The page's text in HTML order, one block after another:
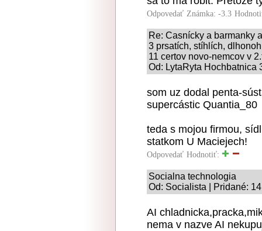
Odpovedať Známka: -3.3
Re: Casnícky a barmanky
3 prsatích, stíhlích,
11 certov novo-nemcov v
Od: LytaRyta Hochbatnica
som uz dodal penta-
supercástic Quantia_80
teda s mojou firmou,
statkom U Maciejech!
Odpovedať Hodnotiť:
Socialna technologia
Od: Socialista | Pridané:
AI
nema v nazve AI